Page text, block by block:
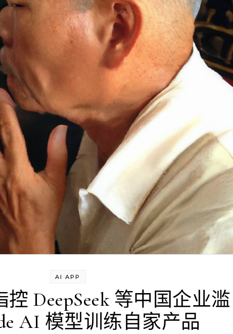
AI APP
DeepSeek 等中国企业滥
AI 模型训练自家产品